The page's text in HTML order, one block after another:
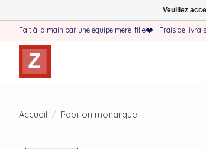
Fait à la main par une équipe mère-fille❤️ - Frais de
Accueil / Papillon monarque
Veuillez